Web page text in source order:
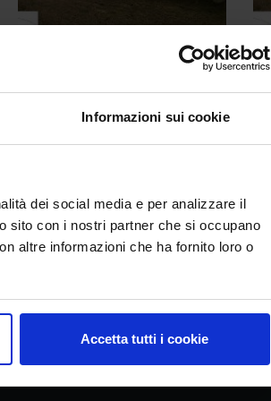
Informazioni sui cookie
dei social media e per analizzare il
sito con i nostri partner che si occupano
altre informazioni che ha fornito loro o
Accetta tutti i cookie